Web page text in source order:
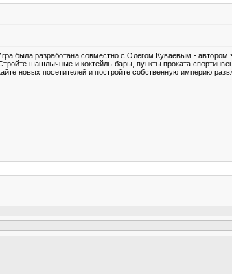
была разработана совместно с Олегом Куваевым - автором
шашлычные и коктейль-бары, пункты проката
новых посетителей и постройте собственную империю